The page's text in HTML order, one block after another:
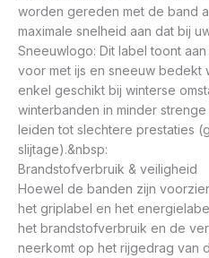
worden gereden met de band
maximale snelheid aan dat bij
Sneeuwlogo: Dit label toont
voor met ijs en sneeuw bedekt
enkel geschikt bij winterse
winterbanden in minder
leiden tot slechtere prestaties
slijtage).&nbsp:
Brandstofverbruik & veiligheid
Hoewel de banden zijn
het griplabel en het
het brandstofverbruik en de
neerkomt op het rijgedrag van